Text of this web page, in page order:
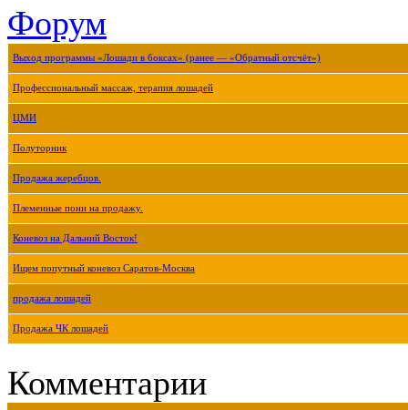
Форум
Выход программы «Лошади в боксах» (ранее — «Обратный отсчёт»)
Профессиональный массаж, терапия лошадей
ЦМИ
Полуторник
Продажа жеребцов.
Племенные пони на продажу.
Коневоз на Дальний Восток!
Ищем попутный коневоз Саратов-Москва
продажа лошадей
Продажа ЧК лошадей
Комментарии